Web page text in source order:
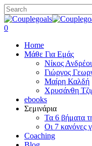
Skip
to
main
Close
Search
search
0
Home
Μάθε Για Εμάς
Νίκος
Γιώργος
Μαίρη Καλδή
Χρυσάνθη
ebooks
Σεμινάρια
Τα 6 βήματα
Οι 7 κανόνες
Coaching